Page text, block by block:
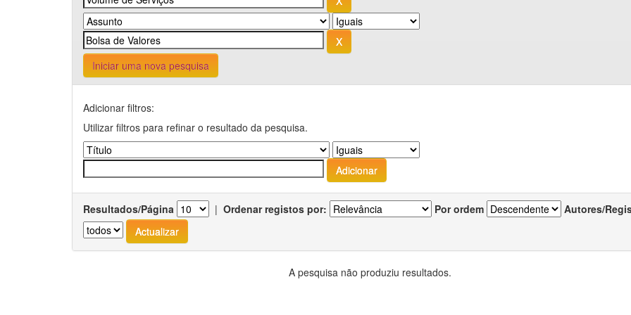
Iniciar uma nova pesquisa
Adicionar filtros:
Utilizar filtros para refinar o resultado da pesquisa.
Resultados/Página | Ordenar registos por: Por ordem Autores/
A pesquisa não produziu resultados.